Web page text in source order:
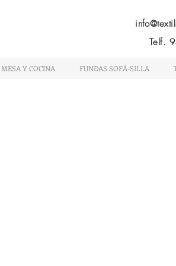
Telf.
Y COCINA FUNDAS SOFÁ-SILLA